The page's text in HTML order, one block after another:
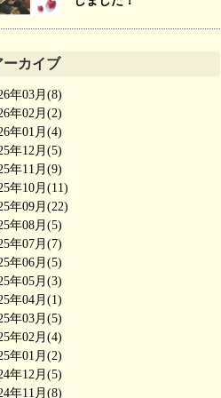
ーカイブ
年03月(8)
年02月(2)
年01月(4)
年12月(5)
年11月(9)
年10月(11)
年09月(22)
年08月(5)
年07月(7)
年06月(5)
年05月(3)
年04月(1)
年03月(5)
年02月(4)
年01月(2)
年12月(5)
年11月(8)